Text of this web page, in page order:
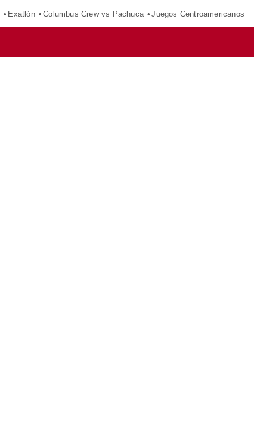
Exatlón Columbus Crew vs Pachuca Juegos Centroamericanos